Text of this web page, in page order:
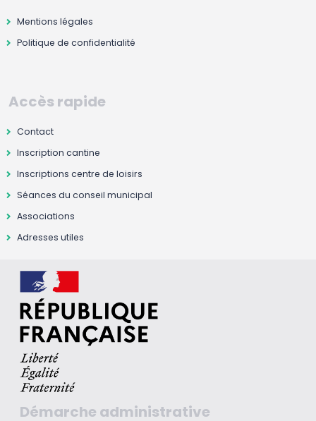
Mentions légales
Politique de confidentialité
Accès rapide
Contact
Inscription cantine
Inscriptions centre de loisirs
Séances du conseil municipal
Associations
Adresses utiles
Démarche administrative